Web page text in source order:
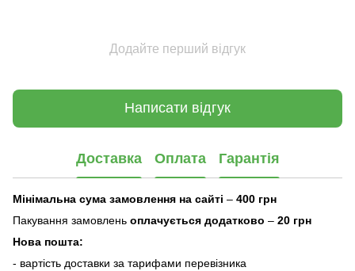
Додайте перший відгук
Написати відгук
Доставка Оплата Гарантія
Мінімальна сума замовлення на сайті – 400 грн
Пакування замовлень оплачується додатково – 20 грн
Нова пошта:
- вартість доставки за тарифами перевізника